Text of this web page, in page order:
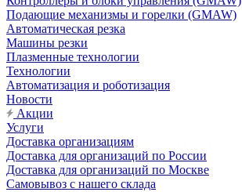
Подающие механизмы и горелки (GMAW)
Автоматическая резка
Машины резки
Плазменные технологии
Технологии
Автоматизация и роботизация
Новости
Акции
Услуги
Доставка организациям
Доставка для организаций по России
Доставка для организаций по Москве
Самовывоз с нашего склада